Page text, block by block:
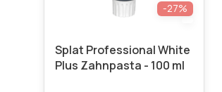
-27%
Splat Professional White
Plus Zahnpasta - 100 ml